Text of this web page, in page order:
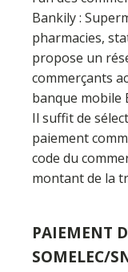
Bankily :
pharmacies,
propose un
commerçants
banque mobile
Il suffit de
paiement
code du
montant de la
PAIEMENT
SOMELEC/